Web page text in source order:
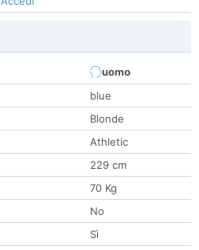
uomo
blue
Blonde
Athletic
229 cm
70 Kg
No
Sì